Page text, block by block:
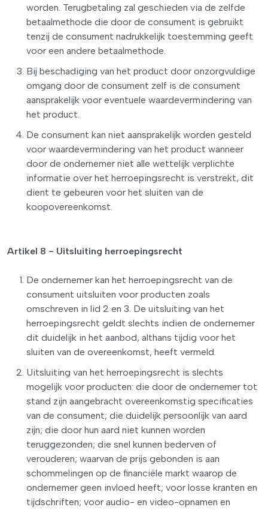
worden. Terugbetaling zal geschieden via de zelfde
betaalmethode die door de consument is gebruikt
tenzij de consument nadrukkelijk toestemming geeft
voor een andere betaalmethode.
Bij beschadiging van het product door onzorgvuldige
omgang door de consument zelf is de consument
aansprakelijk voor eventuele waardevermindering van
het product.
De consument kan niet aansprakelijk worden gesteld
voor waardevermindering van het product wanneer
door de ondernemer niet alle wettelijk verplichte
informatie over het herroepingsrecht is verstrekt, dit
dient te gebeuren voor het sluiten van de
koopovereenkomst.
Artikel 8 - Uitsluiting herroepingsrecht
De ondernemer kan het herroepingsrecht van de
consument uitsluiten voor producten zoals
omschreven in lid 2 en 3. De uitsluiting van het
herroepingsrecht geldt slechts indien de ondernemer
dit duidelijk in het aanbod, althans tijdig voor het
sluiten van de overeenkomst, heeft vermeld.
Uitsluiting van het herroepingsrecht is slechts
mogelijk voor producten: die door de ondernemer tot
stand zijn aangebracht overeenkomstig specificaties
van de consument; die duidelijk persoonlijk van aard
zijn; die door hun aard niet kunnen worden
teruggezonden; die snel kunnen bederven of
verouderen; waarvan de prijs gebonden is aan
schommelingen op de financiële markt waarop de
ondernemer geen invloed heeft; voor losse kranten en
tijdschriften; voor audio- en video-opnamen en